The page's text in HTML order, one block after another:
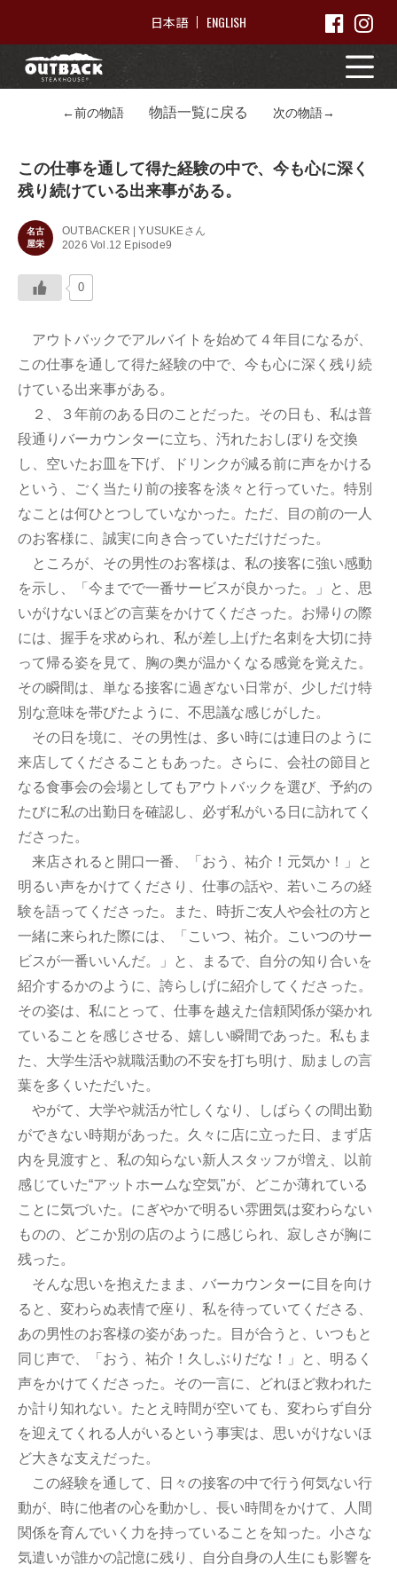
日本語 ENGLISH
←前の物語 物語一覧に戻る 次の物語→
この仕事を通して得た経験の中で、今も心に深く
残り続けている出来事がある。
名古
屋栄
OUTBACKER | YUSUKEさん
2026 Vol.12 Episode9
0
アウトバックでアルバイトを始めて４年目になるが、
この仕事を通して得た経験の中で、今も心に深く残り続
けている出来事がある。
２、３年前のある日のことだった。その日も、私は普
段通りバーカウンターに立ち、汚れたおしぼりを交換
し、空いたお皿を下げ、ドリンクが減る前に声をかける
という、ごく当たり前の接客を淡々と行っていた。特別
なことは何ひとつしていなかった。ただ、目の前の一人
のお客様に、誠実に向き合っていただけだった。
ところが、その男性のお客様は、私の接客に強い感動
を示し、「今までで一番サービスが良かった。」と、思
いがけないほどの言葉をかけてくださった。お帰りの際
には、握手を求められ、私が差し上げた名刺を大切に持
って帰る姿を見て、胸の奥が温かくなる感覚を覚えた。
その瞬間は、単なる接客に過ぎない日常が、少しだけ特
別な意味を帯びたように、不思議な感じがした。
その日を境に、その男性は、多い時には連日のように
来店してくださることもあった。さらに、会社の節目と
なる食事会の会場としてもアウトバックを選び、予約の
たびに私の出勤日を確認し、必ず私がいる日に訪れてく
ださった。
来店されると開口一番、「おう、祐介！元気か！」と
明るい声をかけてくださり、仕事の話や、若いころの経
験を語ってくださった。また、時折ご友人や会社の方と
一緒に来られた際には、「こいつ、祐介。こいつのサー
ビスが一番いいんだ。」と、まるで、自分の知り合いを
紹介するかのように、誇らしげに紹介してくださった。
その姿は、私にとって、仕事を越えた信頼関係が築かれ
ていることを感じさせる、嬉しい瞬間であった。私もま
た、大学生活や就職活動の不安を打ち明け、励ましの言
葉を多くいただいた。
やがて、大学や就活が忙しくなり、しばらくの間出勤
ができない時期があった。久々に店に立った日、まず店
内を見渡すと、私の知らない新人スタッフが増え、以前
感じていた“アットホームな空気"が、どこか薄れている
ことに気づいた。にぎやかで明るい雰囲気は変わらない
ものの、どこか別の店のように感じられ、寂しさが胸に
残った。
そんな思いを抱えたまま、バーカウンターに目を向け
ると、変わらぬ表情で座り、私を待っていてくださる、
あの男性のお客様の姿があった。目が合うと、いつもと
同じ声で、「おう、祐介！久しぶりだな！」と、明るく
声をかけてくださった。その一言に、どれほど救われた
か計り知れない。たとえ時間が空いても、変わらず自分
を迎えてくれる人がいるという事実は、思いがけないほ
ど大きな支えだった。
この経験を通して、日々の接客の中で行う何気ない行
動が、時に他者の心を動かし、長い時間をかけて、人間
関係を育んでいく力を持っていることを知った。小さな
気遣いが誰かの記憶に残り、自分自身の人生にも影響を